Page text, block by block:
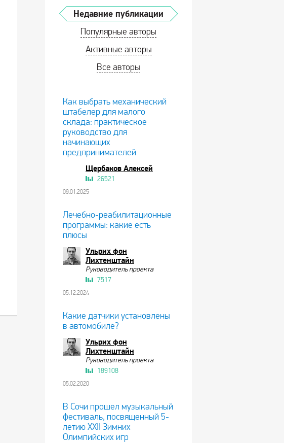
Недавние публикации
Популярные авторы
Активные авторы
Все авторы
Как выбрать механический
штабелер для малого
склада: практическое
руководство для
начинающих
предпринимателей
Щербаков Алексей
26521
09.01.2025
Лечебно-реабилитационные
программы: какие есть
плюсы
Ульрих фон
Лихтенштайн
Руководитель проекта
7517
05.12.2024
Какие датчики установлены
в автомобиле?
Ульрих фон
Лихтенштайн
Руководитель проекта
189108
05.02.2020
В Сочи прошел музыкальный
фестиваль, посвященный 5-
летию XXII Зимних
Олимпийских игр